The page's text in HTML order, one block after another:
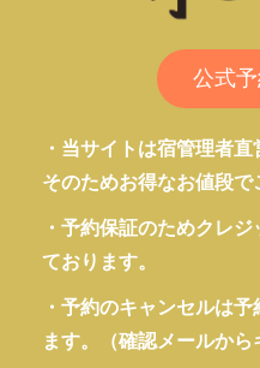
公式
・当サイトは宿管理者
そのためお得なお値段で
・予約保証のためクレ
ております。
・予約のキャンセルは
ます。（確認メールから